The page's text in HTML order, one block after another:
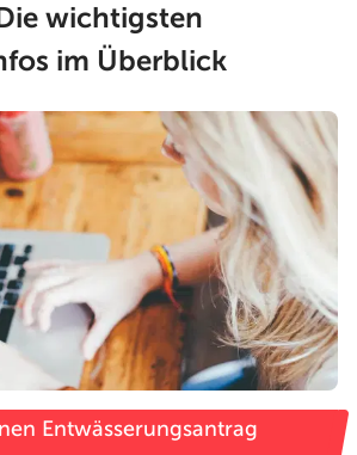
wichtigsten
im Überblick
Entwässerungsantrag